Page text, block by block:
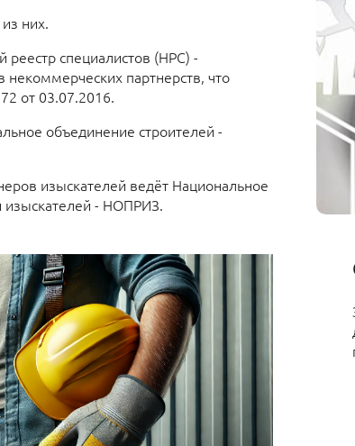
них.
специалистов (НРС) -
некоммерческих партнерств, что
от 03.07.2016.
объединение строителей -
изыскателей ведёт Национальное
изыскателей - НОПРИЗ.